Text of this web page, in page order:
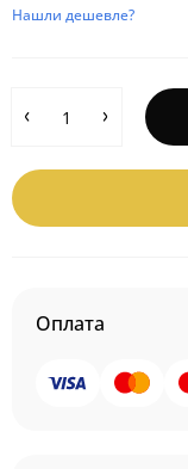
Нашли дешевле?
Оплата